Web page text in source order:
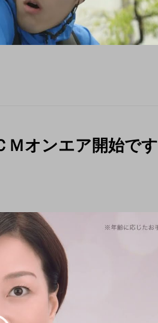
オンエア開始です